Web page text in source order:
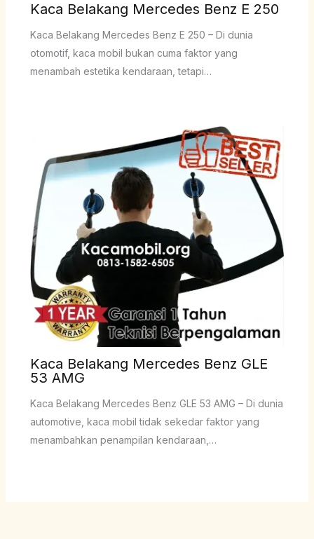
Kaca Belakang Mercedes Benz E 250
Kaca Belakang Mercedes Benz E 250 – Di dunia
otomotif, kaca mobil bukan cuma faktor yang
menambah estetika kendaraan, tetapi…
Kaca Belakang Mercedes Benz GLE
53 AMG
Kaca Belakang Mercedes Benz GLE 53 AMG – Di dunia
automotive, kaca mobil tidak sekedar faktor yang
menambahkan penampilan kendaraan,…